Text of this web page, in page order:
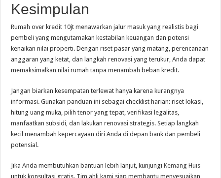
Kesimpulan
Rumah over kredit 10jt menawarkan jalur masuk yang realistis bagi
pembeli yang mengutamakan kestabilan keuangan dan potensi
kenaikan nilai properti. Dengan riset pasar yang matang, perencanaan
anggaran yang ketat, dan langkah renovasi yang terukur, Anda dapat
memaksimalkan nilai rumah tanpa menambah beban kredit.
Jangan biarkan kesempatan terlewat hanya karena kurangnya
informasi. Gunakan panduan ini sebagai checklist harian: riset lokasi,
hitung uang muka, pilih tenor yang tepat, verifikasi legalitas,
manfaatkan subsidi, dan lakukan renovasi strategis. Setiap langkah
kecil menambah kepercayaan diri Anda di depan bank dan pembeli
potensial.
Jika Anda membutuhkan bantuan lebih lanjut, kunjungiKemang Huis
untuk konsultasi gratis. Tim ahli kami siap membantu menyesuaikan